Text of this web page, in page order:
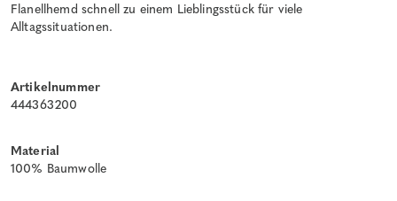
Flanellhemd schnell zu einem Lieblingsstück für viele
Alltagssituationen.
Artikelnummer
444363200
Material
100% Baumwolle